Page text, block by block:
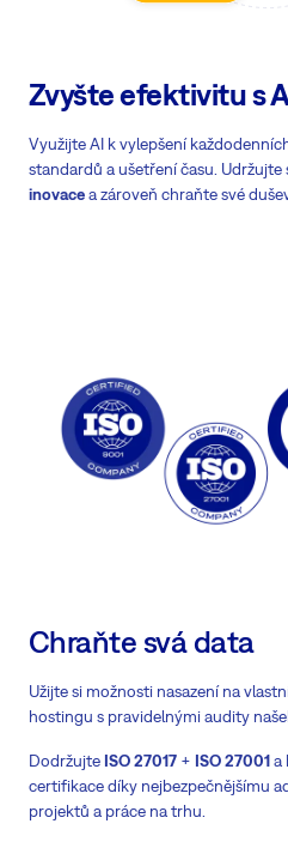
Zvyšte efektivitu s
Využijte AI k vylepšení
standardů a ušetření času. Udržujte
inovacea zároveň chraňte své
Chraňte svá data
Užijte si možnosti nasazení na
hostingu s pravidelnými audity
Dodržujte ISO 27017 + ISO 27001a
certifikace díky nejbezpečnějšímu
projektů a práce na trhu.